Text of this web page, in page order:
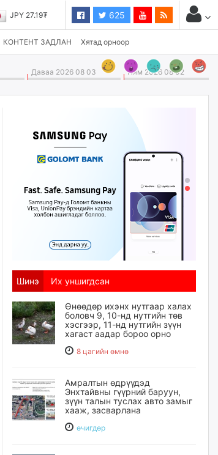
JPY 27.19₮ 625
КОНТЕНТ ЗАДЛАН Хятад орноор
Даваа 2026 08 03 Ням 2026 08 02
Шинэ Их уншигдсан
Өнөөдөр ихэнх нутгаар халах
боловч 9, 10-нд нутгийн төв
хэсгээр, 11-нд нутгийн зүүн
хагаст аадар бороо орно
8 цагийн өмнө
Амралтын өдрүүдэд
Энхтайвны гүүрний баруун,
зүүн талын туслах авто замыг
хааж, засварлана
өчигдѳр